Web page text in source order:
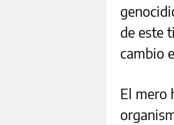
de este
cambio
El mero